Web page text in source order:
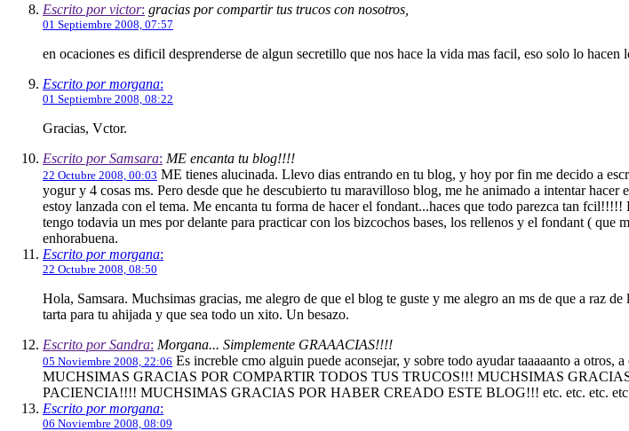
Escrito por victor: gracias por compartir tus trucos con nosotros,
01 Septiembre 2008, 07:57
en ocaciones es dificil desprenderse de algun secretillo que nos hace la vida mas facil, eso solo lo hacen
Escrito por morgana:
01 Septiembre 2008, 08:22
Gracias, Vctor.
Escrito por Samsara: ME encanta tu blog!!!!
22 Octubre 2008, 00:03 ME tienes alucinada. Llevo dias entrando en tu blog, y hoy por fin me decido a
yogur y 4 cosas ms. Pero desde que he descubierto tu maravilloso blog, me he animado a intentar
estoy lanzada con el tema. Me encanta tu forma de hacer el fondant...haces que todo parezca tan
tengo todavia un mes por delante para practicar con los bizcochos bases, los rellenos y el fondant (
enhorabuena.
Escrito por morgana:
22 Octubre 2008, 08:50
Hola, Samsara. Muchsimas gracias, me alegro de que el blog te guste y me alegro an ms de que a raz
tarta para tu ahijada y que sea todo un xito. Un besazo.
Escrito por Sandra: Morgana... Simplemente GRAAACIAS!!!!
05 Noviembre 2008, 22:06 Es increble cmo alguin puede aconsejar, y sobre todo ayudar taaaaanto a
MUCHSIMAS GRACIAS POR COMPARTIR TODOS TUS TRUCOS!!! MUCHSIMAS
PACIENCIA!!!! MUCHSIMAS GRACIAS POR HABER CREADO ESTE BLOG!!! etc. etc. etc.
Escrito por morgana:
06 Noviembre 2008, 08:09